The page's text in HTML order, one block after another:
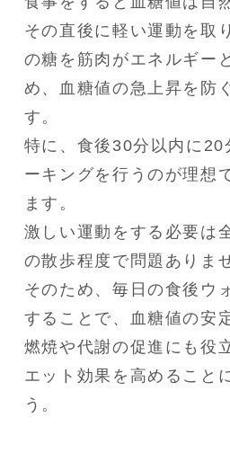
その直後に軽い運動を取
の糖を筋肉がエネルギー
め、血糖値の急上昇を防
す。
特に、食後30分以内に20
ーキングを行うのが理想
ます。
激しい運動をする必要は
の散歩程度で問題ありま
そのため、毎日の食後ウ
することで、血糖値の安
燃焼や代謝の促進にも役
エット効果を高めること
う。